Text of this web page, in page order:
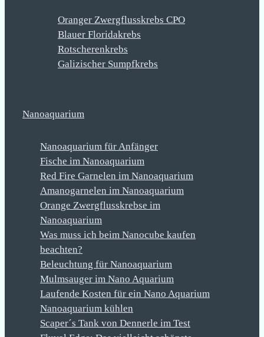
Oranger Zwergflusskrebs CPO
Blauer Floridakrebs
Rotscherenkrebs
Galizischer Sumpfkrebs
Nanoaquarium
Nanoaquarium für Anfänger
Fische im Nanoaquarium
Red Fire Garnelen im Nanoaquarium
Amanogarnelen im Nanoaquarium
Orange Zwergflusskrebse im
Nanoaquarium
Was muss ich beim Nanocube kaufen
beachten?
Beleuchtung für Nanoaquarium
Mulmsauger im Nano Aquarium
Laufende Kosten für ein Nano Aquarium
Nanoaquarium kühlen
Scaper´s Tank von Dennerle im Test